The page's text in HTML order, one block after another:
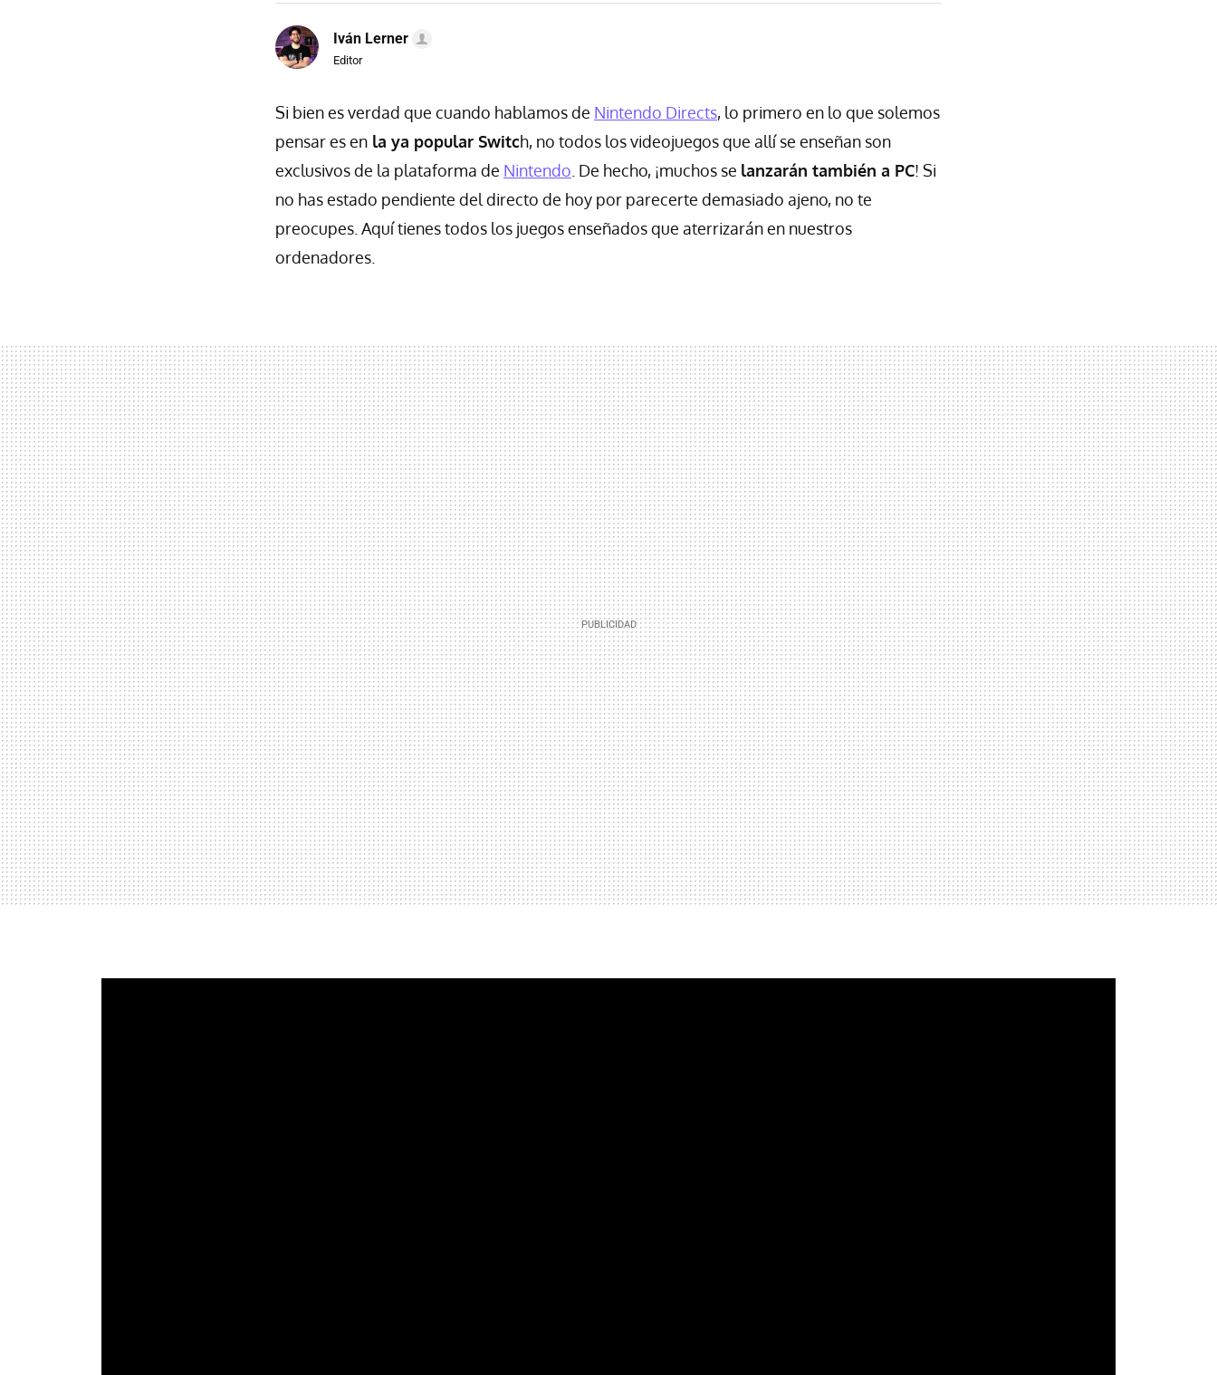
Iván Lerner
Editor
Si bien es verdad que cuando hablamos de Nintendo Directs, lo primero en lo que solemos
pensar es en la ya popular Switch, no todos los videojuegos que allí se enseñan son
exclusivos de la plataforma de Nintendo . De hecho, ¡muchos se lanzarán también a PC! Si
no has estado pendiente del directo de hoy por parecerte demasiado ajeno, no te
preocupes. Aquí tienes todos los juegos enseñados que aterrizarán en nuestros
ordenadores.